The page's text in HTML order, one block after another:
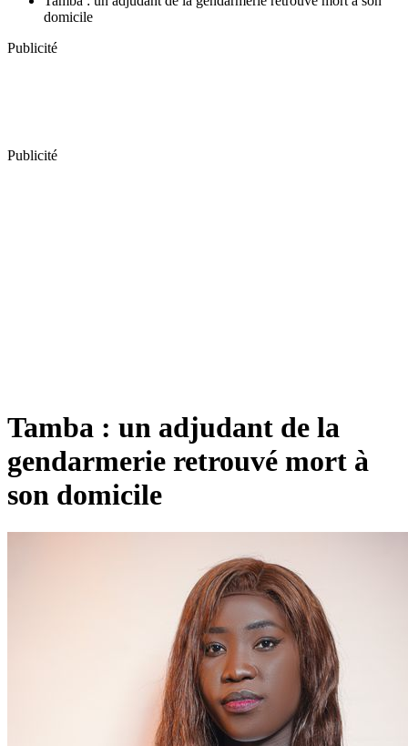
domicile
Publicité
Publicité
Tamba : un adjudant de la
gendarmerie retrouvé mort à
son domicile